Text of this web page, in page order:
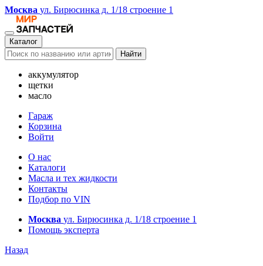
Москва ул. Бирюсинка д. 1/18 строение 1
Каталог
Найти
аккумулятор
щетки
масло
Гараж
Корзина
Войти
О нас
Каталоги
Масла и тех жидкости
Контакты
Подбор по VIN
Москва ул. Бирюсинка д. 1/18 строение 1
Помощь эксперта
Назад